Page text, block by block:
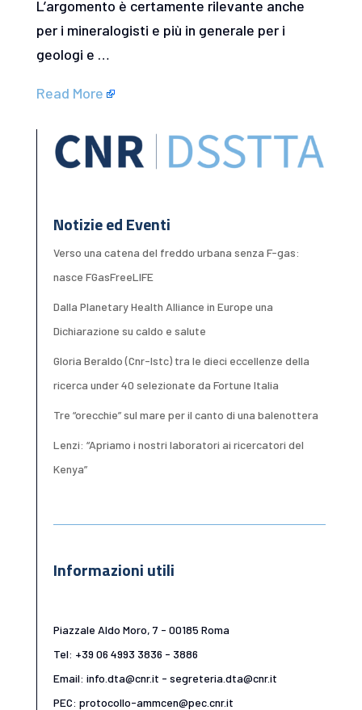
L’argomento è certamente rilevante anche
per i mineralogisti e più in generale per i
geologi e …
Read More
Notizie ed Eventi
Verso una catena del freddo urbana senza F-gas:
nasce FGasFreeLIFE
Dalla Planetary Health Alliance in Europe una
Dichiarazione su caldo e salute
Gloria Beraldo (Cnr-Istc) tra le dieci eccellenze della
ricerca under 40 selezionate da Fortune Italia
Tre “orecchie” sul mare per il canto di una balenottera
Lenzi: “Apriamo i nostri laboratori ai ricercatori del
Kenya”
Informazioni utili
Piazzale Aldo Moro, 7 - 00185 Roma
Tel: +39 06 4993 3836 - 3886
Email: info.dta@cnr.it - segreteria.dta@cnr.it
PEC: protocollo-ammcen@pec.cnr.it